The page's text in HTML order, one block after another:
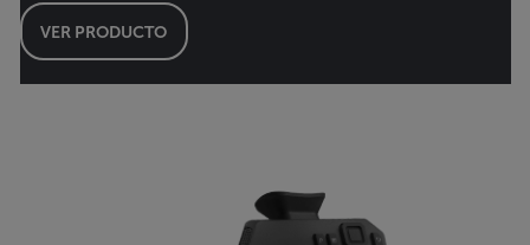
VER PRODUCTO